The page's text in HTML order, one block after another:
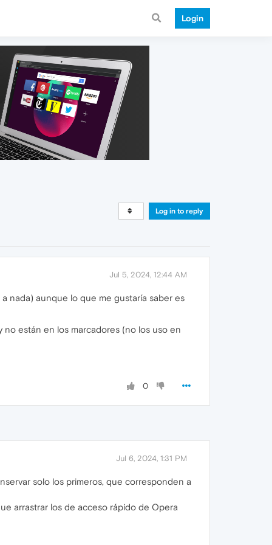
Login
Log in to reply
Jul 5, 2024, 12:44 AM
nada) aunque lo que me gustaría saber es
están en los marcadores (no los uso en
0
Jul 6, 2024, 1:31 PM
solo los primeros, que corresponden a
arrastrar los de acceso rápido de Opera